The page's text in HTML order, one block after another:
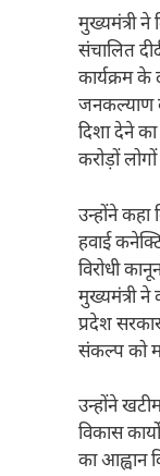
मुख्यमंत्री ने
संचालित
कार्यक्रम के
जनकल्याण
दिशा देने
करोड़ों
उन्होंने
हवाई
विरोधी
मुख्यमंत्री ने
प्रदेश
संकल्प को
उन्होंने
विकास
का आह्वान